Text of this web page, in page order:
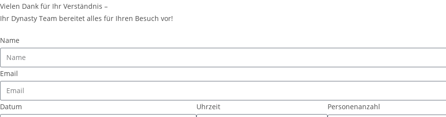
Vielen Dank für Ihr Verständnis –
Ihr Dynasty Team bereitet alles für Ihren Besuch vor!
Name
Email
Datum Uhrzeit Personenanzahl